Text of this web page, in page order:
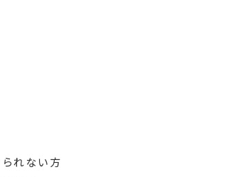
れない方